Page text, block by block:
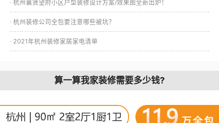
· 杭州襄贤望府小区户型装修设计方案/效果图全新出炉！
· 杭州装修公司全包要注意哪些被坑？
· 2021年杭州装修家居家电清单
算一算我家装修需要多少钱?